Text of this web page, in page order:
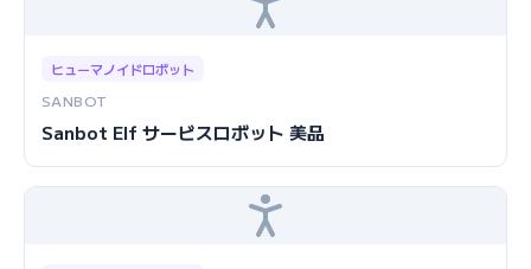
ヒューマノイドロボット
SANBOT
Sanbot Elf サービスロボット 美品